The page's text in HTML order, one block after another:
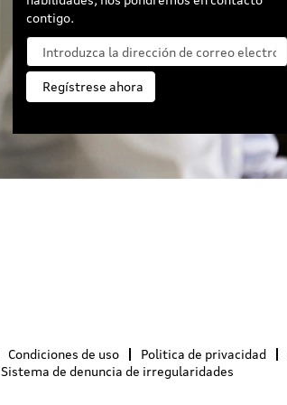
contigo.
Condiciones de uso Politica de privacidad
Sistema de denuncia de irregularidades